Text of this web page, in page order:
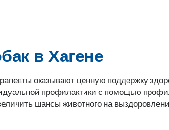
в Хагене
оказывают ценную поддержку
профилактики с помощью
шансы животного на